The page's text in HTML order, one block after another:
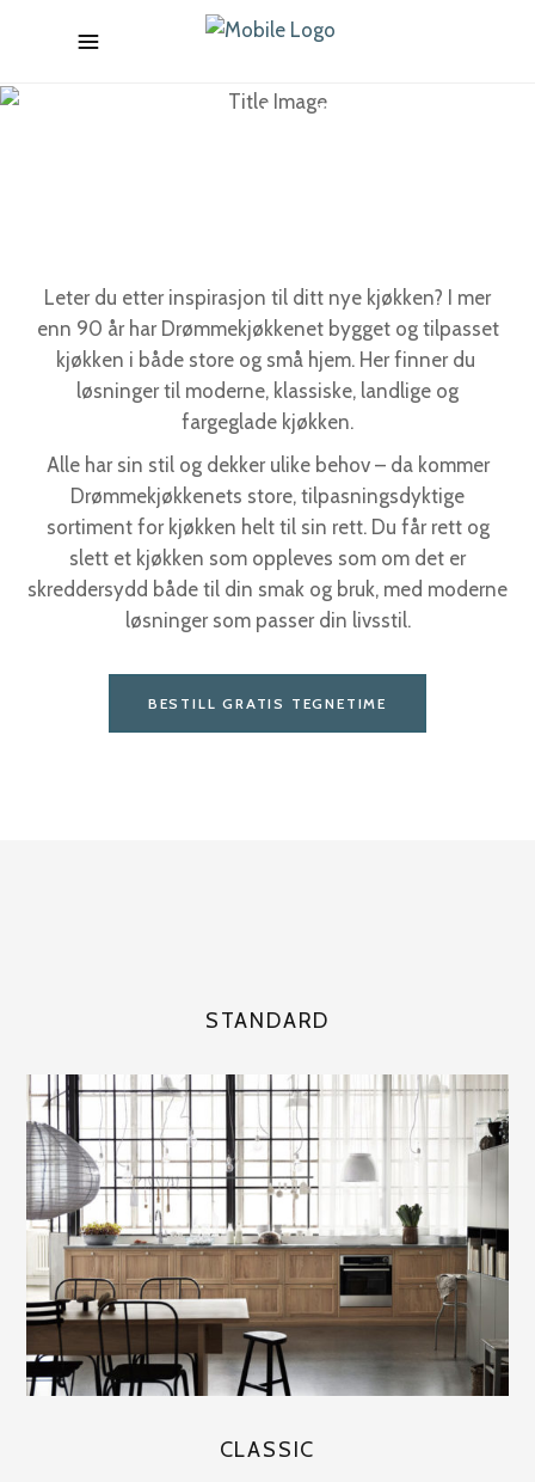
Drømmekjøkkenet
Leter du etter inspirasjon til ditt nye kjøkken? I mer
enn 90 år har Drømmekjøkkenet bygget og tilpasset
kjøkken i både store og små hjem. Her finner du
løsninger til moderne, klassiske, landlige og
fargeglade kjøkken.
Alle har sin stil og dekker ulike behov – da kommer
Drømmekjøkkenets store, tilpasningsdyktige
sortiment for kjøkken helt til sin rett. Du får rett og
slett et kjøkken som oppleves som om det er
skreddersydd både til din smak og bruk, med moderne
løsninger som passer din livsstil.
BESTILL GRATIS TEGNETIME
STANDARD
CLASSIC